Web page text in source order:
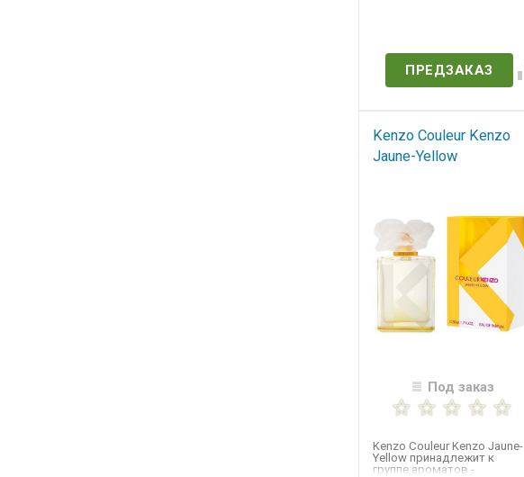
ПРЕДЗАКАЗ
Kenzo Couleur Kenzo
Jaune-Yellow
Под заказ
Kenzo Couleur Kenzo Jaune-
Yellow принадлежит к
группе ароматов -